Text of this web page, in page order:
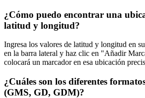
¿Cómo puedo encontrar una
latitud y longitud?
Ingresa los valores de latitud y longitud en
en la barra lateral y haz clic en "Añadir
colocará un marcador en esa ubicación
¿Cuáles son los diferentes
(GMS, GD, GDM)?